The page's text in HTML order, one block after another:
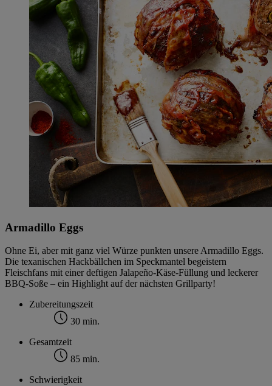
Armadillo Eggs
Ohne Ei, aber mit ganz viel Würze punkten unsere Armadillo Eggs.
Die texanischen Hackbällchen im Speckmantel begeistern
Fleischfans mit einer deftigen Jalapeño-Käse-Füllung und leckerer
BBQ-Soße – ein Highlight auf der nächsten Grillparty!
Zubereitungszeit
30 min.
Gesamtzeit
85 min.
Schwierigkeit